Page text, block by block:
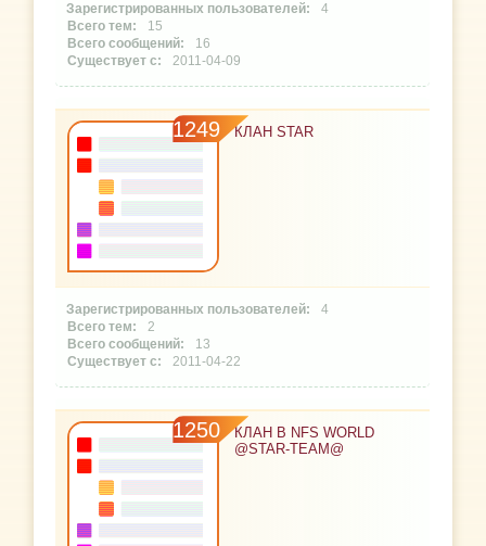
4
15
16
2011-04-09
1249 КЛАН STAR
4
2
13
2011-04-22
1250
КЛАН В NFS WORLD
@STAR-TEAM@